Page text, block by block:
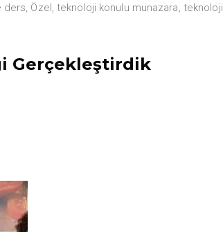
ders, Özel,teknoloji konulu münazara, teknoloji
Gerçekleştirdik